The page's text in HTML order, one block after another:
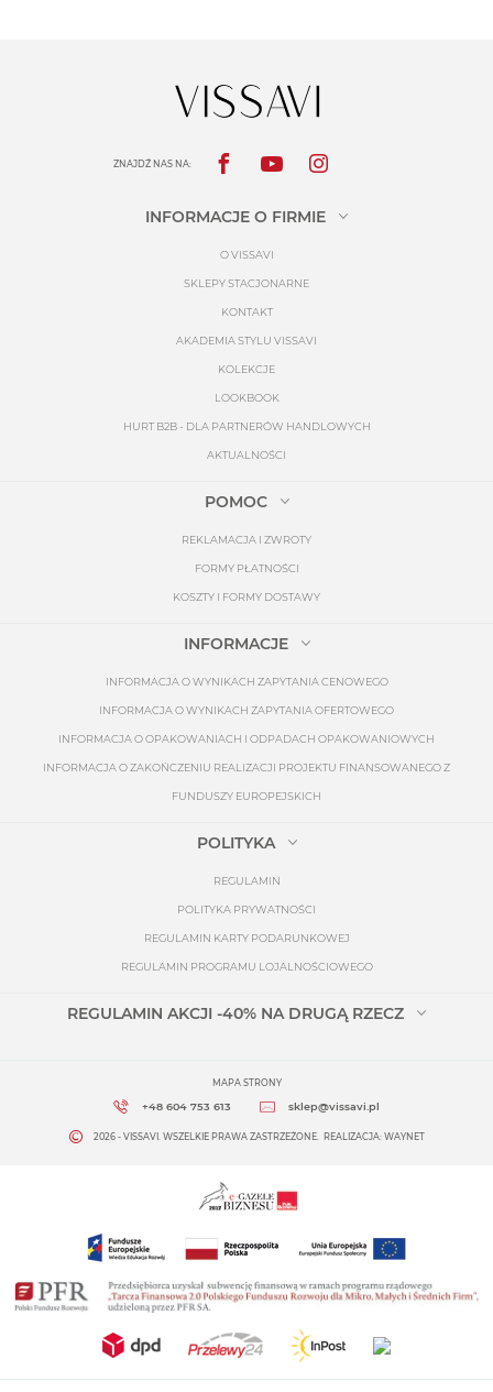
ZNAJDŹ NAS NA:
INFORMACJE O FIRMIE
O VISSAVI
SKLEPY STACJONARNE
KONTAKT
AKADEMIA STYLU VISSAVI
KOLEKCJE
LOOKBOOK
HURT B2B - DLA PARTNERÓW HANDLOWYCH
AKTUALNOŚCI
POMOC
REKLAMACJA I ZWROTY
FORMY PŁATNOŚCI
KOSZTY I FORMY DOSTAWY
INFORMACJE
INFORMACJA O WYNIKACH ZAPYTANIA CENOWEGO
INFORMACJA O WYNIKACH ZAPYTANIA OFERTOWEGO
INFORMACJA O OPAKOWANIACH I ODPADACH OPAKOWANIOWYCH
INFORMACJA O ZAKOŃCZENIU REALIZACJI PROJEKTU FINANSOWANEGO Z
FUNDUSZY EUROPEJSKICH
POLITYKA
REGULAMIN
POLITYKA PRYWATNOŚCI
REGULAMIN KARTY PODARUNKOWEJ
REGULAMIN PROGRAMU LOJALNOŚCIOWEGO
REGULAMIN AKCJI -40% NA DRUGĄ RZECZ
MAPA STRONY
+48 604 753 613 sklep@vissavi.pl
2026 - VISSAVI. WSZELKIE PRAWA ZASTRZEŻONE. REALIZACJA: WAYNET